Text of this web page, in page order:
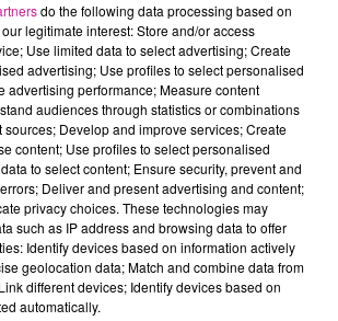
selon les dates, pour un total
d'une durée de 1h10 chacune.
Pierre & Marie Curie, 7 rue Pierre
Mulhouse
Spectacle conseillé à partir de 6 ans
pour le Souffle de l'Ill :
du “Stade vers l‘emploi” :
do the following data processing based on
legitimate interest: Store and/or access
Use limited data to select advertising; Create
advertising; Use profiles to select personalised
advertising performance; Measure content
audiences through statistics or combinations
sources; Develop and improve services; Create
content; Use profiles to select personalised
to select content; Ensure security, prevent and
Deliver and present advertising and content;
privacy choices. These technologies may
such as IP address and browsing data to offer
Identify devices based on information actively
geolocation data; Match and combine data from
different devices; Identify devices based on
automatically.